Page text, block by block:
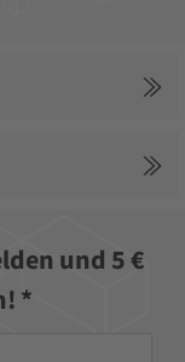
und 5 €
*